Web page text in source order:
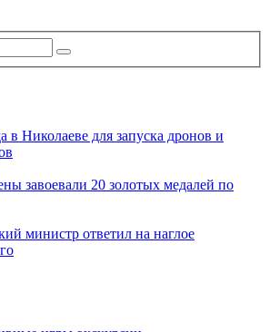
в Николаеве для запуска дронов и
завоевали 20 золотых медалей по
министр ответил на наглое